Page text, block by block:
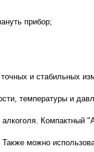
прибор;
и стабильных
температуры и
Компактный
можно